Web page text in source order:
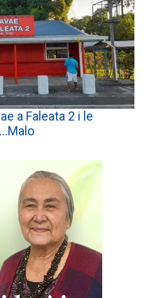
a Faleata 2 i le